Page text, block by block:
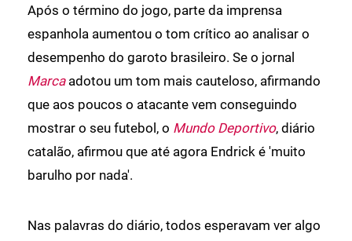
Após o término do jogo, parte da imprensa
espanhola aumentou o tom crítico ao analisar o
desempenho do garoto brasileiro. Se o jornal
Marca adotou um tom mais cauteloso, afirmando
que aos poucos o atacante vem conseguindo
mostrar o seu futebol, o Mundo Deportivo, diário
catalão, afirmou que até agora Endrick é 'muito
barulho por nada'.
Nas palavras do diário, todos esperavam ver algo